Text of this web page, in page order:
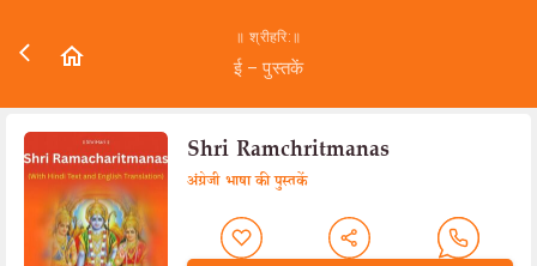
॥ श्रीहरि:॥
ई – पुस्तकें
Shri Ramchritmanas
अंग्रेजी भाषा की पुस्तकें